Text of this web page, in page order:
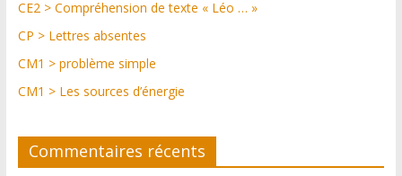
CE2 > Compréhension de texte « Léo … »
CP > Lettres absentes
CM1 > problème simple
CM1 > Les sources d’énergie
Commentaires récents